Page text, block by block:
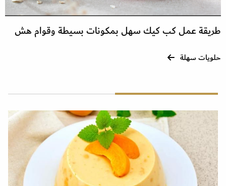
طريقة عمل كب كيك سهل بمكونات بسيطة وقوام هش
حلويات سهلة